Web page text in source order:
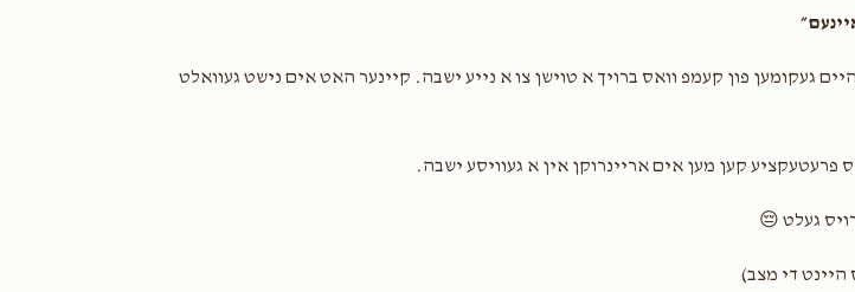
Heshy & Mindy Lovi Mosha Weiser
געקומען פון קעמפ וואס ברויך א טוישן צו א נייע ישבה. קיינער האט אים נישט געוואלט
פרעטעקציע קען מען אים אריינרוקן אין א געוויסע ישבה.
געלט 😔
היינט די מצב)